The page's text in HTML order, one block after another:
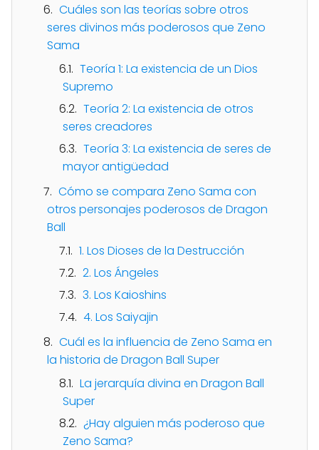
Cuáles son las teorías sobre otros
seres divinos más poderosos que Zeno
Sama
Teoría 1: La existencia de un Dios
Supremo
Teoría 2: La existencia de otros
seres creadores
Teoría 3: La existencia de seres de
mayor antigüedad
Cómo se compara Zeno Sama con
otros personajes poderosos de Dragon
Ball
1. Los Dioses de la Destrucción
2. Los Ángeles
3. Los Kaioshins
4. Los Saiyajin
Cuál es la influencia de Zeno Sama en
la historia de Dragon Ball Super
La jerarquía divina en Dragon Ball
Super
¿Hay alguien más poderoso que
Zeno Sama?